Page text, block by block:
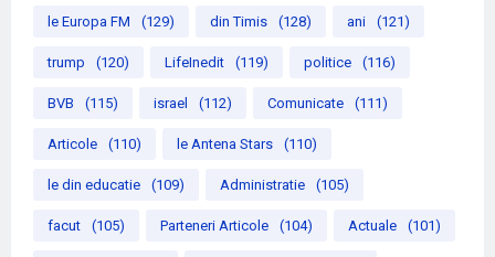
le Europa FM (129) din Timis (128) ani (121)
trump (120) LifeInedit (119) politice (116)
BVB (115) israel (112) Comunicate (111)
Articole (110) le Antena Stars (110)
le din educatie (109) Administratie (105)
facut (105) Parteneri Articole (104) Actuale (101)